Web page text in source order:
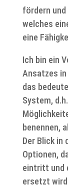
fördern
welches
eine
Ich bin ein
Ansatzes
das
System,
benennen,
Der Blick
Optionen,
eintritt und
ersetzt